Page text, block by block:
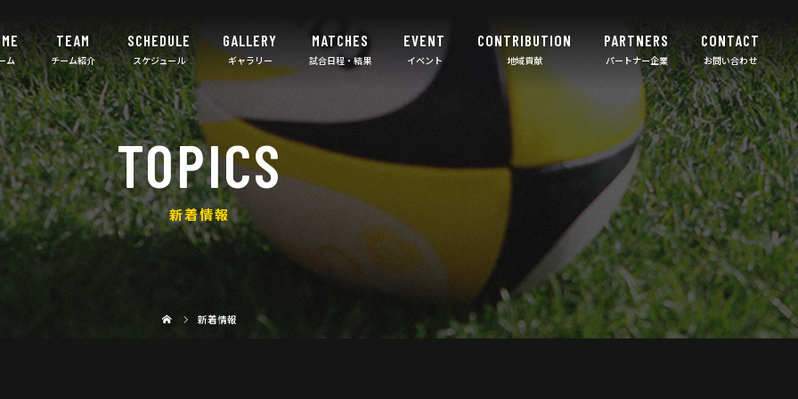
TEAM SCHEDULE GALLERY MATCHES EVENT CONTRIBUTION PARTNERS CONTACT
TOPICS
新着情報
新着情報